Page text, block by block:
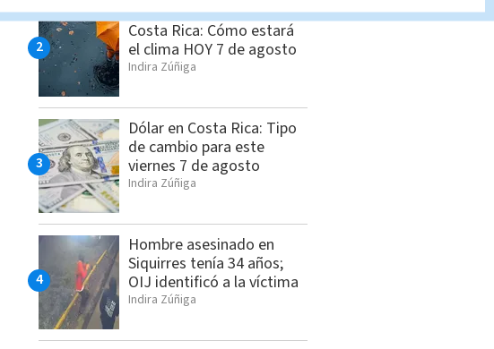
Pronóstico del tiempo
Costa Rica: Cómo estará
el clima HOY 7 de agosto
Indira Zúñiga
Dólar en Costa Rica: Tipo
de cambio para este
viernes 7 de agosto
Indira Zúñiga
Hombre asesinado en
Siquirres tenía 34 años;
OIJ identificó a la víctima
Indira Zúñiga